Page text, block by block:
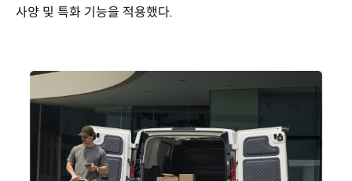
사양 및 특화 기능을 적용했다.